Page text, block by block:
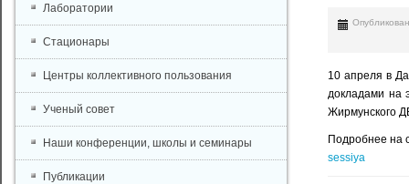
10 апреля в
докладами на
Жирмунского
Подробнее на
sessiya
Лаборатории
Стационары
Центры коллективного пользования
Ученый совет
Наши конференции, школы и семинары
Публикации